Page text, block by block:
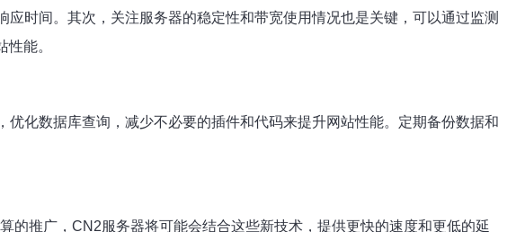
时间。其次，关注服务器的稳定性和带宽使用情况也是关键，可以通过监测
能。
化数据库查询，减少不必要的插件和代码来提升网站性能。定期备份数据和
的推广，CN2服务器将可能会结合这些新技术，提供更快的速度和更低的延